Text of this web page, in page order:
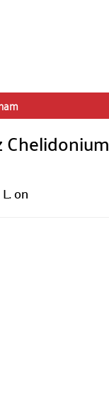
Chelidonium
on